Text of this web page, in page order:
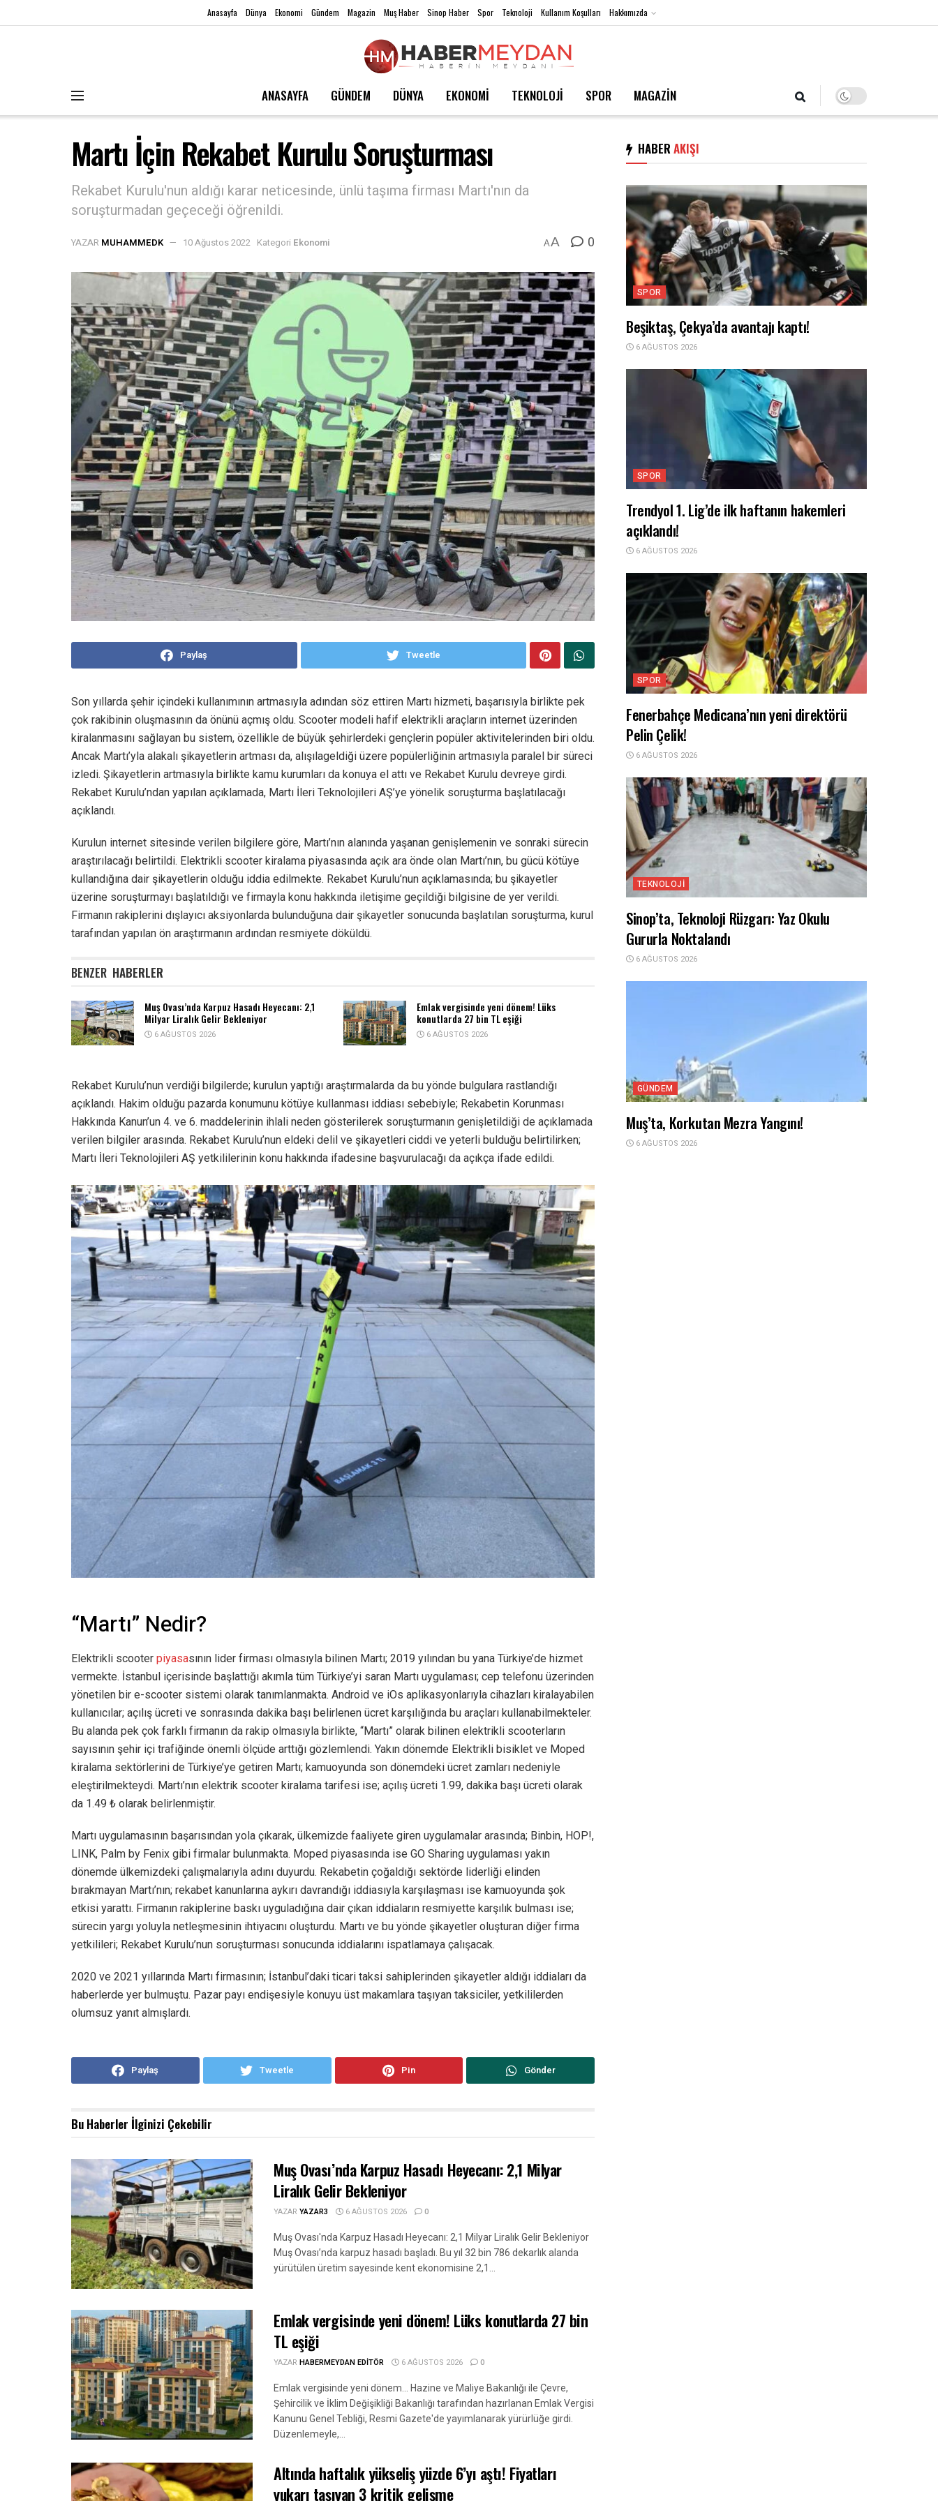
Anasayfa Dünya Ekonomi Gündem Magazin Muş Haber Sinop Haber Spor Teknoloji Kullanım Koşulları Hakkımızda
ANASAYFA GÜNDEM DÜNYA EKONOMİ TEKNOLOJİ SPOR MAGAZİN
Martı İçin Rekabet Kurulu Soruşturması
Rekabet Kurulu'nun aldığı karar neticesinde, ünlü taşıma firması Martı'nın da
soruşturmadan geçeceği öğrenildi.
YAZAR MUHAMMEDK 10 Ağustos 2022 Kategori Ekonomi AA 0
Paylaş Tweetle
Son yıllarda şehir içindeki kullanımının artmasıyla adından söz ettiren Martı hizmeti, başarısıyla birlikte pek
çok rakibinin oluşmasının da önünü açmış oldu. Scooter modeli hafif elektrikli araçların internet üzerinden
kiralanmasını sağlayan bu sistem, özellikle de büyük şehirlerdeki gençlerin popüler aktivitelerinden biri oldu.
Ancak Martı’yla alakalı şikayetlerin artması da, alışılageldiği üzere popülerliğinin artmasıyla paralel bir süreci
izledi. Şikayetlerin artmasıyla birlikte kamu kurumları da konuya el attı ve Rekabet Kurulu devreye girdi.
Rekabet Kurulu’ndan yapılan açıklamada, Martı İleri Teknolojileri AŞ’ye yönelik soruşturma başlatılacağı
açıklandı.
Kurulun internet sitesinde verilen bilgilere göre, Martı’nın alanında yaşanan genişlemenin ve sonraki sürecin
araştırılacağı belirtildi. Elektrikli scooter kiralama piyasasında açık ara önde olan Martı’nın, bu gücü kötüye
kullandığına dair şikayetlerin olduğu iddia edilmekte. Rekabet Kurulu’nun açıklamasında; bu şikayetler
üzerine soruşturmayı başlatıldığı ve firmayla konu hakkında iletişime geçildiği bilgisine de yer verildi.
Firmanın rakiplerini dışlayıcı aksiyonlarda bulunduğuna dair şikayetler sonucunda başlatılan soruşturma, kurul
tarafından yapılan ön araştırmanın ardından resmiyete döküldü.
BENZER HABERLER
Muş Ovası’nda Karpuz Hasadı Heyecanı: 2,1
Milyar Liralık Gelir Bekleniyor
6 AĞUSTOS 2026
Emlak vergisinde yeni dönem! Lüks
konutlarda 27 bin TL eşiği
6 AĞUSTOS 2026
Rekabet Kurulu’nun verdiği bilgilerde; kurulun yaptığı araştırmalarda da bu yönde bulgulara rastlandığı
açıklandı. Hakim olduğu pazarda konumunu kötüye kullanması iddiası sebebiyle; Rekabetin Korunması
Hakkında Kanun’un 4. ve 6. maddelerinin ihlali neden gösterilerek soruşturmanın genişletildiği de açıklamada
verilen bilgiler arasında. Rekabet Kurulu’nun eldeki delil ve şikayetleri ciddi ve yeterli bulduğu belirtilirken;
Martı İleri Teknolojileri AŞ yetkililerinin konu hakkında ifadesine başvurulacağı da açıkça ifade edildi.
“Martı” Nedir?
Elektrikli scooter piyasasının lider firması olmasıyla bilinen Martı; 2019 yılından bu yana Türkiye’de hizmet
vermekte. İstanbul içerisinde başlattığı akımla tüm Türkiye’yi saran Martı uygulaması; cep telefonu üzerinden
yönetilen bir e-scooter sistemi olarak tanımlanmakta. Android ve iOs aplikasyonlarıyla cihazları kiralayabilen
kullanıcılar; açılış ücreti ve sonrasında dakika başı belirlenen ücret karşılığında bu araçları kullanabilmekteler.
Bu alanda pek çok farklı firmanın da rakip olmasıyla birlikte, “Martı” olarak bilinen elektrikli scooterların
sayısının şehir içi trafiğinde önemli ölçüde arttığı gözlemlendi. Yakın dönemde Elektrikli bisiklet ve Moped
kiralama sektörlerini de Türkiye’ye getiren Martı; kamuoyunda son dönemdeki ücret zamları nedeniyle
eleştirilmekteydi. Martı’nın elektrik scooter kiralama tarifesi ise; açılış ücreti 1.99, dakika başı ücreti olarak
da 1.49 ₺ olarak belirlenmiştir.
Martı uygulamasının başarısından yola çıkarak, ülkemizde faaliyete giren uygulamalar arasında; Binbin, HOP!,
LINK, Palm by Fenix gibi firmalar bulunmakta. Moped piyasasında ise GO Sharing uygulaması yakın
dönemde ülkemizdeki çalışmalarıyla adını duyurdu. Rekabetin çoğaldığı sektörde liderliği elinden
bırakmayan Martı’nın; rekabet kanunlarına aykırı davrandığı iddiasıyla karşılaşması ise kamuoyunda şok
etkisi yarattı. Firmanın rakiplerine baskı uyguladığına dair çıkan iddiaların resmiyette karşılık bulması ise;
sürecin yargı yoluyla netleşmesinin ihtiyacını oluşturdu. Martı ve bu yönde şikayetler oluşturan diğer firma
yetkilileri; Rekabet Kurulu’nun soruşturması sonucunda iddialarını ispatlamaya çalışacak.
2020 ve 2021 yıllarında Martı firmasının; İstanbul’daki ticari taksi sahiplerinden şikayetler aldığı iddiaları da
haberlerde yer bulmuştu. Pazar payı endişesiyle konuyu üst makamlara taşıyan taksiciler, yetkililerden
olumsuz yanıt almışlardı.
Paylaş Tweetle Pin Gönder
Bu Haberler İlginizi Çekebilir
Muş Ovası’nda Karpuz Hasadı Heyecanı: 2,1 Milyar
Liralık Gelir Bekleniyor
YAZAR YAZAR3 6 AĞUSTOS 2026 0
Muş Ovası'nda Karpuz Hasadı Heyecanı: 2,1 Milyar Liralık Gelir Bekleniyor
Muş Ovası’nda karpuz hasadı başladı. Bu yıl 32 bin 786 dekarlık alanda
yürütülen üretim sayesinde kent ekonomisine 2,1...
Emlak vergisinde yeni dönem! Lüks konutlarda 27 bin
TL eşiği
YAZAR HABERMEYDAN EDITÖR 6 AĞUSTOS 2026 0
Emlak vergisinde yeni dönem... Hazine ve Maliye Bakanlığı ile Çevre,
Şehircilik ve İklim Değişikliği Bakanlığı tarafından hazırlanan Emlak Vergisi
Kanunu Genel Tebliği, Resmi Gazete'de yayımlanarak yürürlüğe girdi.
Düzenlemeyle,...
Altında haftalık yükseliş yüzde 6’yı aştı! Fiyatları
yukarı taşıyan 3 kritik gelişme
HABER AKIŞI
SPOR
Beşiktaş, Çekya’da avantajı kaptı!
6 AĞUSTOS 2026
SPOR
Trendyol 1. Lig’de ilk haftanın hakemleri
açıklandı!
6 AĞUSTOS 2026
SPOR
Fenerbahçe Medicana’nın yeni direktörü
Pelin Çelik!
6 AĞUSTOS 2026
TEKNOLOJI
Sinop’ta, Teknoloji Rüzgarı: Yaz Okulu
Gururla Noktalandı
6 AĞUSTOS 2026
GÜNDEM
Muş’ta, Korkutan Mezra Yangını!
6 AĞUSTOS 2026